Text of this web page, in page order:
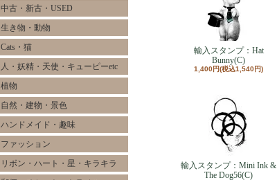
中古・新古・USED
生き物・動物
Cats・猫
人・妖精・天使・キューピーetc
植物
自然・建物・景色
ハンドメイド・趣味
ファッション
リボン・ハート・星・キラキラ
輸入スタンプ：Hat
Bunny(C)
1,400円(税込1,540円)
輸入スタンプ：Mini Ink &
The Dog56(C)